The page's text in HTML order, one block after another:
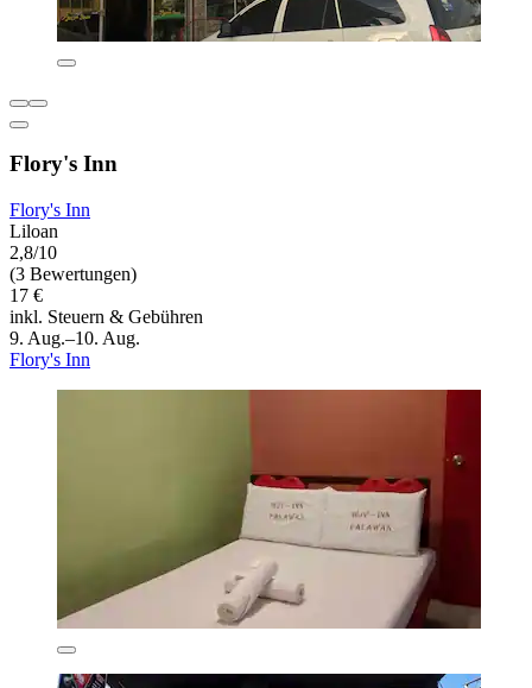
Flory's Inn
Flory's Inn
Liloan
2,8/10
(3 Bewertungen)
17 €
inkl. Steuern & Gebühren
9. Aug.–10. Aug.
Flory's Inn